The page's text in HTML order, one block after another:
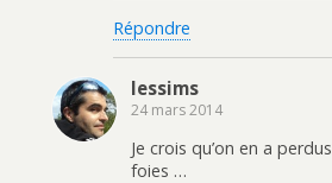
Répondre
lessims
24 mars 2014
Je crois qu’on en a
foies …